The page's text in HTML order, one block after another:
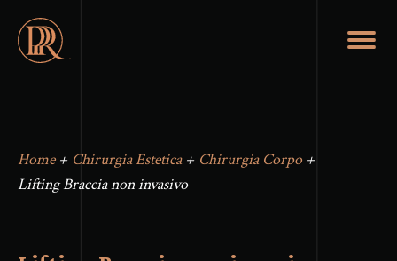
Home + Chirurgia Estetica+ Chirurgia Corpo+
Lifting Braccia non invasivo